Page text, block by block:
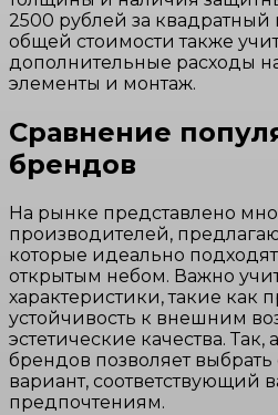
2500 рублей за квадратный
общей стоимости также
дополнительные расходы
элементы и монтаж.
Сравнение
брендов
На рынке представлено
производителей,
которые идеально
открытым небом. Важно
характеристики, такие как
устойчивость к внешним
эстетические качества.
брендов позволяет
вариант, соответствующий
предпочтениям.